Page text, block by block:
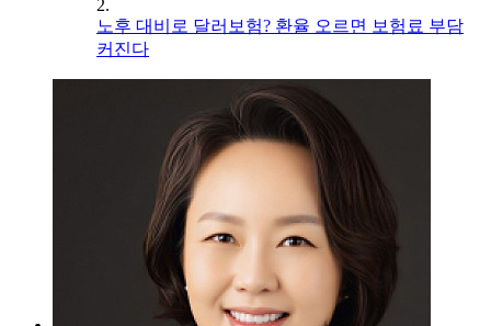
2.
노후 대비로 달러보험? 환율 오르면 보험료 부담
커진다